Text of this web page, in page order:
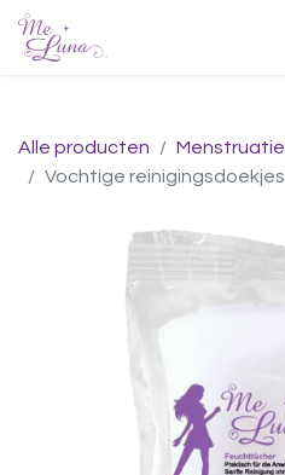
Alle producten
Vochtige